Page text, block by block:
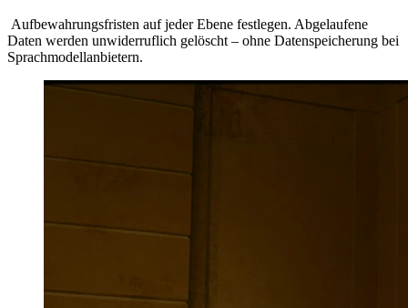
Aufbewahrungsfristen auf jeder Ebene festlegen. Abgelaufene
Daten werden unwiderruflich gelöscht – ohne Datenspeicherung bei
Sprachmodellanbietern.